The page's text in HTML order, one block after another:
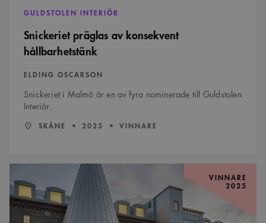
GULDSTOLEN INTERIÖR
Snickeriet präglas av konsekvent
hållbarhetstänk
ELDING OSCARSON
Snickeriet i Malmö är en av fyra nominerade till Guldstolen
Interiör.
LÄN::
SKÅNE ÅR:
2025 VINNARE
Formsäkra
tillägg
startar
en
ny
fas
VINNARE
2025